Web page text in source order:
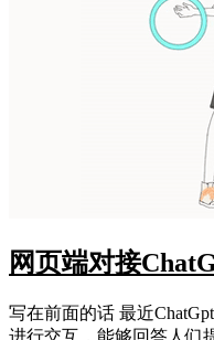
网页端对接
写在前面的话 最近
进行交互，能够回答人们